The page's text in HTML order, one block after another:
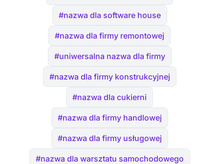
#nazwa dla software house
#nazwa dla firmy remontowej
#uniwersalna nazwa dla firmy
#nazwa dla firmy konstrukcyjnej
#nazwa dla cukierni
#nazwa dla firmy handlowej
#nazwa dla firmy usługowej
#nazwa dla warsztatu samochodowego